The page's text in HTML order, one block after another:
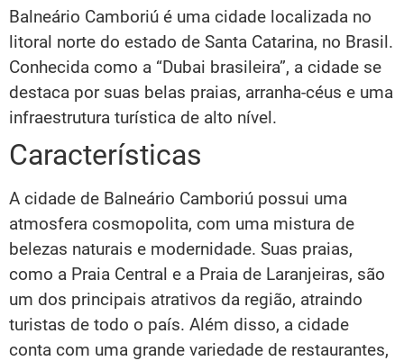
Balneário Camboriú é uma cidade localizada no
litoral norte do estado de Santa Catarina, no Brasil.
Conhecida como a “Dubai brasileira”, a cidade se
destaca por suas belas praias, arranha-céus e uma
infraestrutura turística de alto nível.
Características
A cidade de Balneário Camboriú possui uma
atmosfera cosmopolita, com uma mistura de
belezas naturais e modernidade. Suas praias,
como a Praia Central e a Praia de Laranjeiras, são
um dos principais atrativos da região, atraindo
turistas de todo o país. Além disso, a cidade
conta com uma grande variedade de restaurantes,